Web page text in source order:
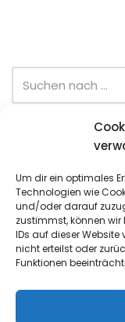
Um dir ein optimales
Technologien wie
und/oder darauf
zustimmst, können
IDs auf dieser
nicht erteilst oder
Funktionen
Neueste Beiträge
Eltern-Kind-Turnier
Sommer-Team-
Sommer-Team-
Sommer-Team-